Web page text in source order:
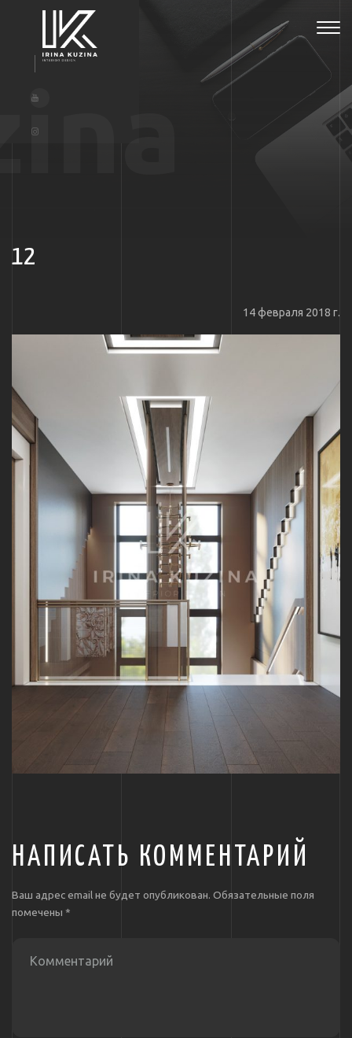
12
14 февраля 2018 г.
НАПИСАТЬ КОММЕНТАРИЙ
Ваш адрес email не будет опубликован. Обязательные поля
помечены *